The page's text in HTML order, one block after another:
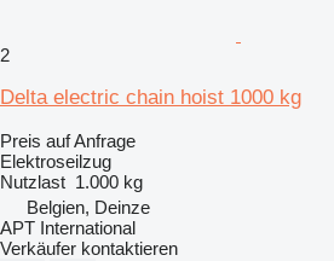
2
Delta electric chain hoist 1000 kg
Preis auf Anfrage
Elektroseilzug
Nutzlast 1.000 kg
Belgien, Deinze
APT International
Verkäufer kontaktieren